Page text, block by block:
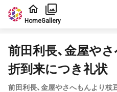
Jump to main content
HomeGallery
前田利長、金屋や
折到来につき礼状
前田利長、金屋やさへもんより枝